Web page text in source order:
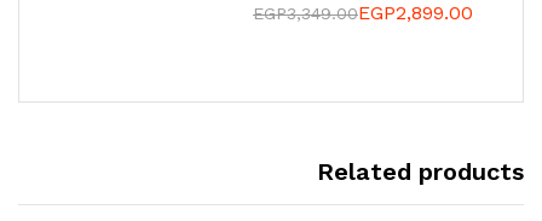
EGP2,899.00
EGP3,349.00
Related products